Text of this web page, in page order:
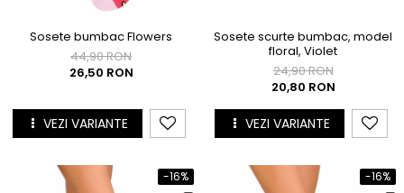
Sosete bumbac Flowers
44,90 RON
26,50 RON
VEZI VARIANTE
Sosete scurte bumbac, model
floral, Violet
24,90 RON
20,80 RON
VEZI VARIANTE
-16% -16%